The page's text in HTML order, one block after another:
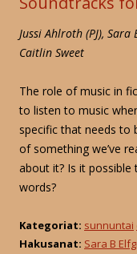
Jussi Ahlroth (PJ),
Caitlin Sweet
The role of music in
to listen to music
specific that needs to
of something we’ve
about it? Is it possible
words?
Kategoriat: sunnuntai
Hakusanat: Sara B